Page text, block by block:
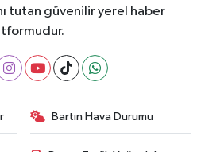
tutan güvenilir yerel haber
Bartın Hava Durumu